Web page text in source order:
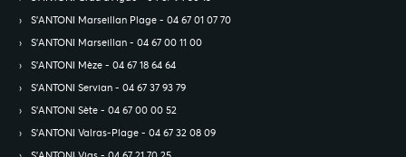
S’ANTONI Marseillan Plage - 04 67 01 07 70
S’ANTONI Marseillan - 04 67 00 11 00
S’ANTONI Mèze - 04 67 18 64 64
S’ANTONI Servian - 04 67 37 93 79
S’ANTONI Sète - 04 67 00 00 52
S’ANTONI Valras-Plage - 04 67 32 08 09